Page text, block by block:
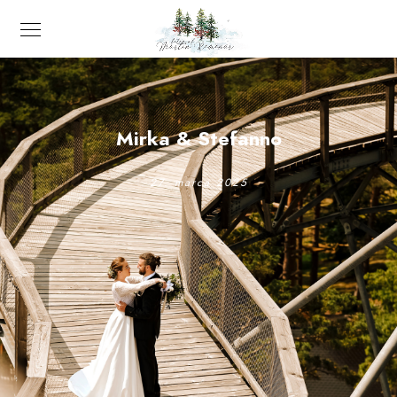
Mirka & Stefanno
27. marca 2025